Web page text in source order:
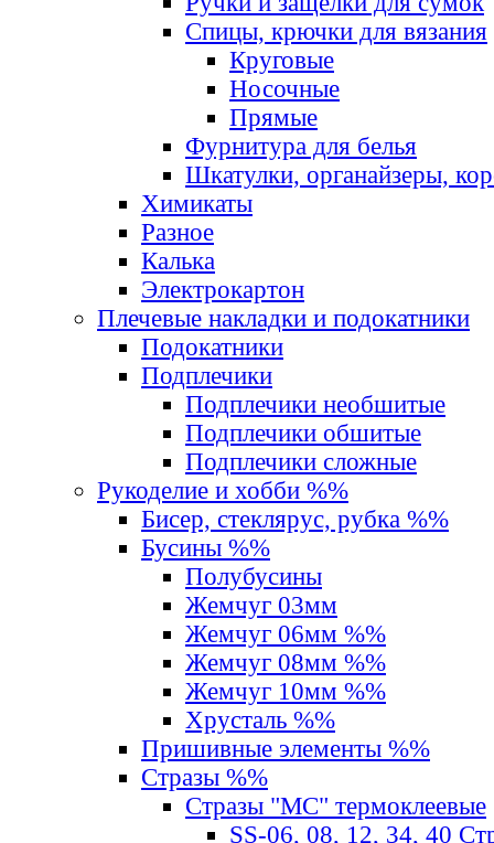
Спицы, крючки для вязания
Круговые
Носочные
Прямые
Фурнитура для белья
Шкатулки, органайзеры,
Химикаты
Разное
Калька
Электрокартон
Плечевые накладки и подокатники
Подокатники
Подплечики
Подплечики необшитые
Подплечики обшитые
Подплечики сложные
Рукоделие и хобби %%
Бисер, стеклярус, рубка %%
Бусины %%
Полубусины
Жемчуг 03мм
Жемчуг 06мм %%
Жемчуг 08мм %%
Жемчуг 10мм %%
Хрусталь %%
Пришивные элементы %%
Стразы %%
Стразы "MС" термоклеевые
SS-06, 08, 12, 34, 40